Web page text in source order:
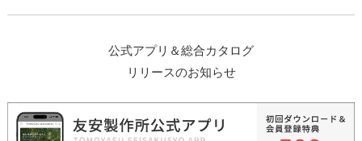
公式アプリ＆総合カタログ
リリースのお知らせ